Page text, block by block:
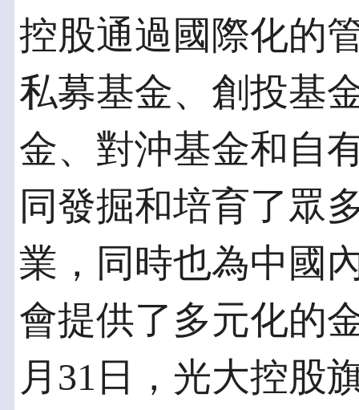
控股通過國際化的
私募基金、創投基
金、對沖基金和自
同發掘和培育了眾
業，同時也為中國
會提供了多元化的
月31日，光大控股